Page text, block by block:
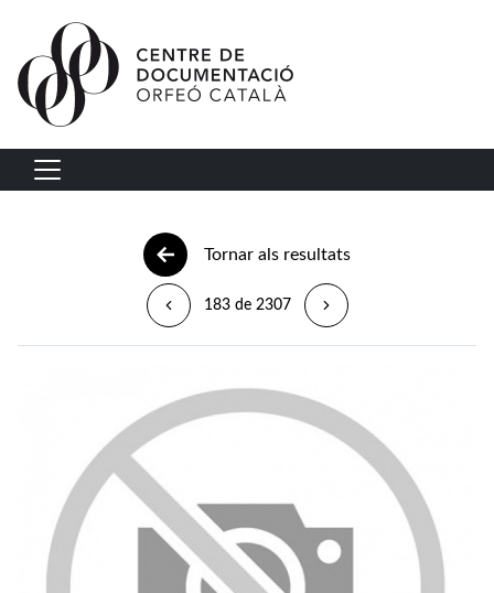
Vés al contingut
Navegació principal
Tornar als resultats
183 de 2307